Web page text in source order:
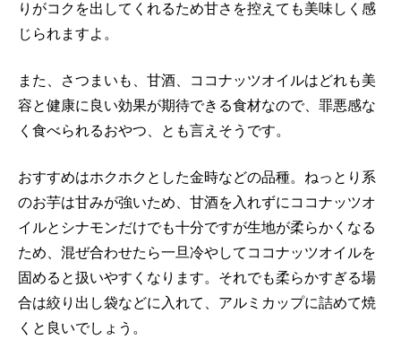
りがコクを出してくれるため甘さを控えても美味しく感
じられますよ。
また、さつまいも、甘酒、ココナッツオイルはどれも美
容と健康に良い効果が期待できる食材なので、罪悪感な
く食べられるおやつ、とも言えそうです。
おすすめはホクホクとした金時などの品種。ねっとり系
のお芋は甘みが強いため、甘酒を入れずにココナッツオ
イルとシナモンだけでも十分ですが生地が柔らかくなる
ため、混ぜ合わせたら一旦冷やしてココナッツオイルを
固めると扱いやすくなります。それでも柔らかすぎる場
合は絞り出し袋などに入れて、アルミカップに詰めて焼
くと良いでしょう。